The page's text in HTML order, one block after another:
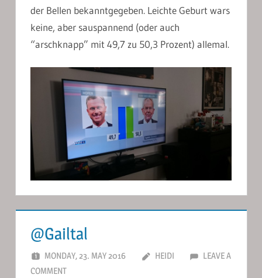
der Bellen bekanntgegeben. Leichte Geburt wars
keine, aber sauspannend (oder auch
“arschknapp” mit 49,7 zu 50,3 Prozent) allemal.
@Gailtal
MONDAY, 23. MAY 2016 HEIDI
LEAVE A
COMMENT